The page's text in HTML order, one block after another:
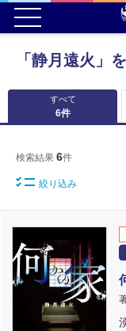
「静月遠火」
すべて
6件
検索結果 6件
絞り込み